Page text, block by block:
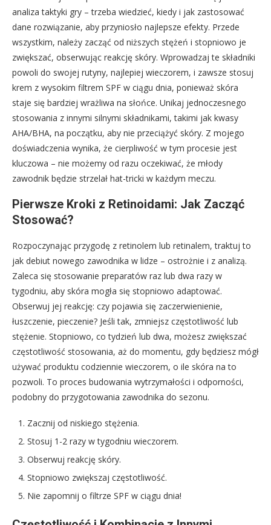
analiza taktyki gry – trzeba wiedzieć, kiedy i jak zastosować
dane rozwiązanie, aby przyniosło najlepsze efekty. Przede
wszystkim, należy zacząć od niższych stężeń i stopniowo je
zwiększać, obserwując reakcję skóry. Wprowadzaj te składniki
powoli do swojej rutyny, najlepiej wieczorem, i zawsze stosuj
krem z wysokim filtrem SPF w ciągu dnia, ponieważ skóra
staje się bardziej wrażliwa na słońce. Unikaj jednoczesnego
stosowania z innymi silnymi składnikami, takimi jak kwasy
AHA/BHA, na początku, aby nie przeciążyć skóry. Z mojego
doświadczenia wynika, że cierpliwość w tym procesie jest
kluczowa – nie możemy od razu oczekiwać, że młody
zawodnik będzie strzelał hat-tricki w każdym meczu.
Pierwsze Kroki z Retinoidami: Jak Zacząć
Stosować?
Rozpoczynając przygodę z retinolem lub retinalem, traktuj to
jak debiut nowego zawodnika w lidze – ostrożnie i z analizą.
Zaleca się stosowanie preparatów raz lub dwa razy w
tygodniu, aby skóra mogła się stopniowo adaptować.
Obserwuj jej reakcję: czy pojawia się zaczerwienienie,
łuszczenie, pieczenie? Jeśli tak, zmniejsz częstotliwość lub
stężenie. Stopniowo, co tydzień lub dwa, możesz zwiększać
częstotliwość stosowania, aż do momentu, gdy będziesz mógł
używać produktu codziennie wieczorem, o ile skóra na to
pozwoli. To proces budowania wytrzymałości i odporności,
podobny do przygotowania zawodnika do sezonu.
Zacznij od niskiego stężenia.
Stosuj 1-2 razy w tygodniu wieczorem.
Obserwuj reakcję skóry.
Stopniowo zwiększaj częstotliwość.
Nie zapomnij o filtrze SPF w ciągu dnia!